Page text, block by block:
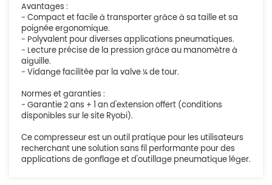
Avantages :
- Compact et facile à transporter grâce à sa taille et sa
poignée ergonomique.
- Polyvalent pour diverses applications pneumatiques.
- Lecture précise de la pression grâce au manomètre à
aiguille.
- Vidange facilitée par la valve ¼ de tour.
Normes et garanties :
- Garantie 2 ans + 1 an d'extension offert (conditions
disponibles sur le site Ryobi).
Ce compresseur est un outil pratique pour les utilisateurs
recherchant une solution sans fil performante pour des
applications de gonflage et d'outillage pneumatique léger.